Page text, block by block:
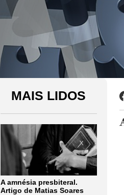
MAIS LIDOS
A amnésia presbiteral.
Artigo de Matias Soares